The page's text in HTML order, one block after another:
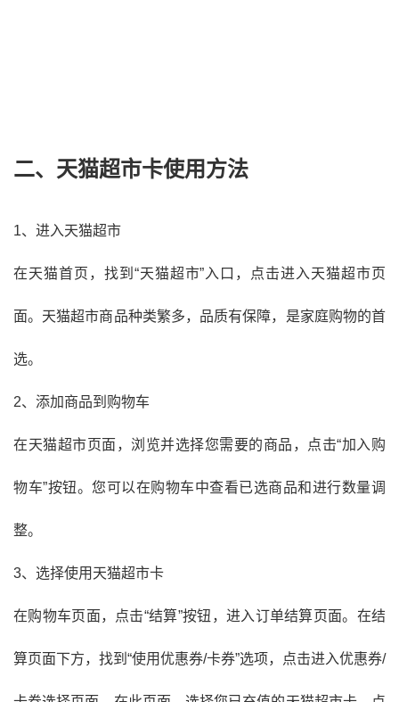
二、天猫超市卡使用方法
1、进入天猫超市
在天猫首页，找到“天猫超市”入口，点击进入天猫超市页
面。天猫超市商品种类繁多，品质有保障，是家庭购物的首
选。
2、添加商品到购物车
在天猫超市页面，浏览并选择您需要的商品，点击“加入购
物车”按钮。您可以在购物车中查看已选商品和进行数量调
整。
3、选择使用天猫超市卡
在购物车页面，点击“结算”按钮，进入订单结算页面。在结
算页面下方，找到“使用优惠券/卡券”选项，点击进入优惠券/